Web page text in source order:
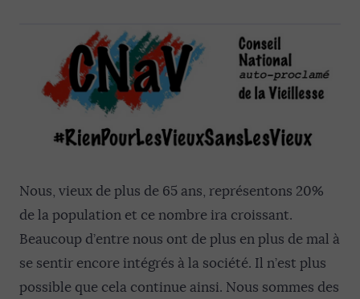
Nous, vieux de plus de 65 ans, représentons 20%
de la population et ce nombre ira croissant.
Beaucoup d’entre nous ont de plus en plus de mal à
se sentir encore intégrés à la société. Il n’est plus
possible que cela continue ainsi. Nous sommes des